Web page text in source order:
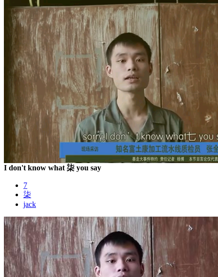
I don't know what 柒 you say
7
柒
jack